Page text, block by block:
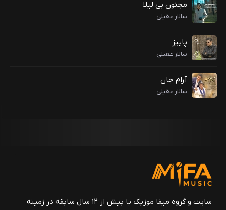
مجنون بی لیلا
سالار عقیلی
پاییز
سالار عقیلی
آرام جان
سالار عقیلی
سایت و گروه میفا موزیک با بیش از ۱۲ سال سابقه در زمینه